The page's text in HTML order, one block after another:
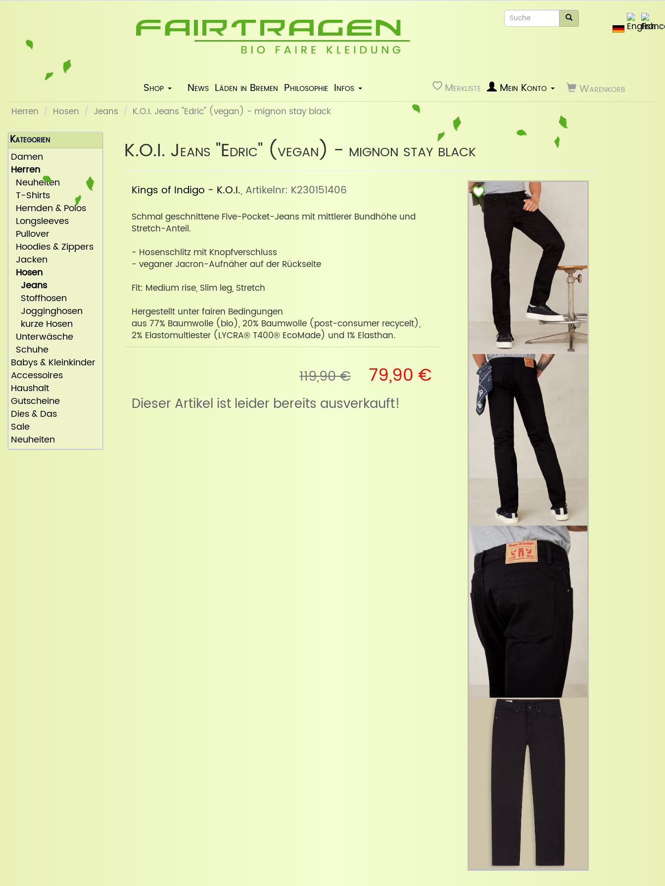
Shop News Läden in Bremen Philosophie Infos Merkliste Warenkorb
Mein Konto
Herren Hosen Jeans K.O.I. Jeans "Edric" (vegan) - mignon stay black
K.O.I. Jeans "Edric" (vegan) - mignon stay black
Kings of Indigo - K.O.I., Artikelnr: K230151406
Schmal geschnittene Five-Pocket-Jeans mit mittlerer Bundhöhe und
Stretch-Anteil.
- Hosenschlitz mit Knopfverschluss
- veganer Jacron-Aufnäher auf der Rückseite
Fit: Medium rise, Slim leg, Stretch
Hergestellt unter fairen Bedingungen
aus 77% Baumwolle (bio), 20% Baumwolle (post-consumer recycelt),
2% Elastomultiester (LYCRA® T400® EcoMade) und 1% Elasthan.
119,90 € 79,90 €
Dieser Artikel ist leider bereits ausverkauft!
Kategorien
Damen
Herren
Neuheiten
T-Shirts
Hemden & Polos
Longsleeves
Pullover
Hoodies & Zippers
Jacken
Hosen
Jeans
Stoffhosen
Jogginghosen
kurze Hosen
Unterwäsche
Schuhe
Babys & Kleinkinder
Accessoires
Haushalt
Gutscheine
Dies & Das
Sale
Neuheiten